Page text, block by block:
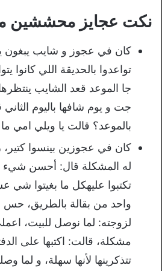
نكت عجايز محششين
كان في عجوز و شايب يبغون
تواعدوا بالحديقة اللي كانوا
جا الموعد قعد الشايب
جت و يوم شافها باليوم الثاني
بالموعد؟ قالت يا ويلي امي
كان في عجوزين بينسوا كتير،
له المشكلة قال: أحسن شيء
تكتبوا عليهكل ما بغيتوا شي
واحد من بقالة بالطريق، حس
لزوجته: لما نوصل للبيت،
مشكلة، قالت: اكتبها على
تتذكرينها لأنها سهلة، و لما